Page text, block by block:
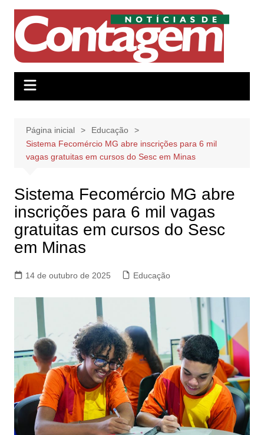
conteúdo
Página inicial
Educação
Sistema Fecomércio MG abre inscrições para 6 mil
vagas gratuitas em cursos do Sesc em Minas
Sistema Fecomércio MG abre
inscrições para 6 mil vagas
gratuitas em cursos do Sesc
em Minas
14 de outubro de 2025 Educação